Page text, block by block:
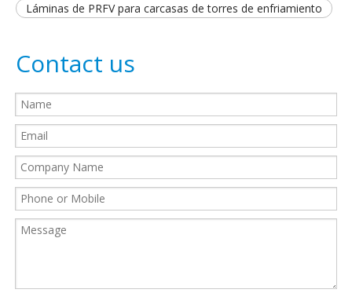
Láminas de PRFV para carcasas de torres de enfriamiento
Contact us